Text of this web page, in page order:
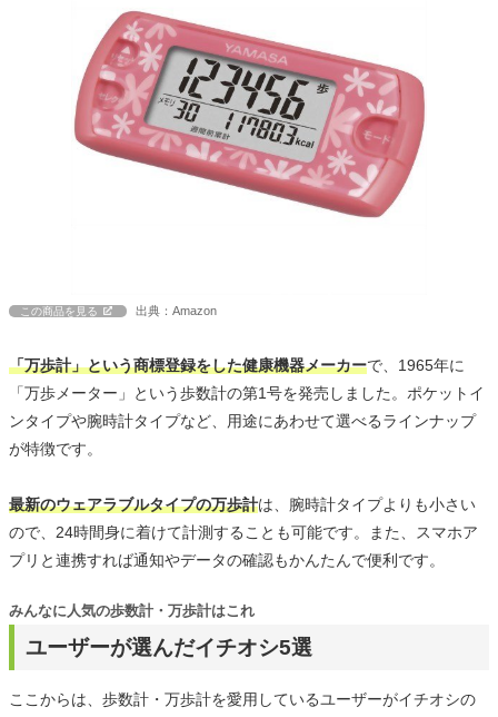
この商品を見る 出典：Amazon
「万歩計」という商標登録をした健康機器メーカーで、1965年に
「万歩メーター」という歩数計の第1号を発売しました。ポケットイ
ンタイプや腕時計タイプなど、用途にあわせて選べるラインナップ
が特徴です。
最新のウェアラブルタイプの万歩計は、腕時計タイプよりも小さい
ので、24時間身に着けて計測することも可能です。また、スマホア
プリと連携すれば通知やデータの確認もかんたんで便利です。
ユーザーが選んだイチオシ5選
みんなに人気の歩数計・万歩計はこれ
ここからは、歩数計・万歩計を愛用しているユーザーがイチオシの